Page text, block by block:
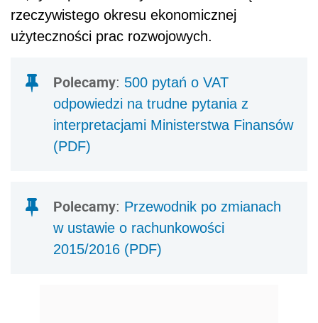
rzeczywistego okresu ekonomicznej
użyteczności prac rozwojowych.
Polecamy: 500 pytań o VAT
odpowiedzi na trudne pytania z
interpretacjami Ministerstwa Finansów
(PDF)
Polecamy: Przewodnik po zmianach
w ustawie o rachunkowości
2015/2016 (PDF)